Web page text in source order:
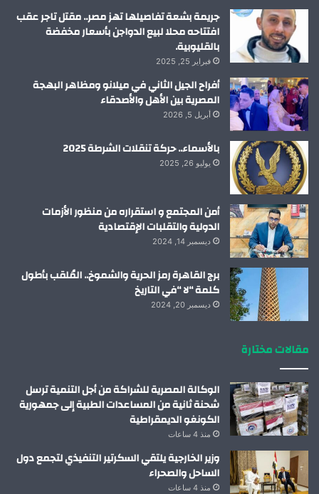
م
جريمة بشعة تفاصيلها تهز مصر.. مقتل تاجر عقب
افتتاحه محلا لبيع الدواجن بأسعار مخفضة
بالقليوبية.
فبراير 25, 2025
أفراح الجيل الثاني في ميلانو ومظاهر البهجة
المصرية بين الأهل والأصدقاء
أبريل 5, 2026
بالأسماء.. حركة تنقلات الشرطة 2025
يوليو 26, 2025
أمن المجتمع و استقراره من منظور الأزمات
الدولية والتقلبات الإقتصادية
ديسمبر 14, 2024
برج القاهرة رمز الحرية والشموخ.. المُلقب بأطول
كلمة “لا “في التاريخ
ديسمبر 20, 2024
مقالات مختارة
الوكالة المصرية للشراكة من أجل التنمية ترسل
شحنة ثانية من المساعدات الطبية إلى جمهورية
الكونغو الديمقراطية
منذ 4 ساعات
وزير الخارجية يلتقي السكرتير التنفيذي لتجمع دول
الساحل والصحراء
منذ 4 ساعات